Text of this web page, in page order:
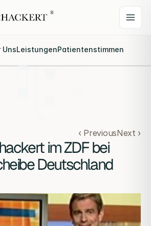
UnsLeistungenPatientenstimmen
‹ PreviousNext ›
im ZDF bei
Deutschland